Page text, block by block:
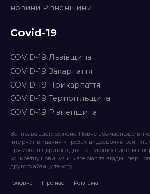
новини Рівненщини
Covid-19
COVID-19 Львівщина
COVID-19 Закарпаття
COVID-19 Прикарпаття
COVID-19 Тернопільщина
COVID-19 Рівненщина
Всі права застережено. Повне або часткове
інтернет-видання «ПроЗахід» дозволяється
прямого, відкритого для пошукових систем
конкретну новину чи матеріал та згадки
другого абзацу тексту.
Головна Про нас Реклама